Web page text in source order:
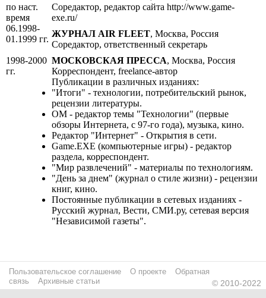
по наст.
время
Соредактор, редактор сайта http://www.game-
exe.ru/
06.1998-
01.1999 гг.
ЖУРНАЛ AIR FLEET, Москва, Россия
Соредактор, ответственный секретарь
1998-2000
гг.
МОСКОВСКАЯ ПРЕССА, Москва, Россия
Корреспондент, freelance-автор
Публикации в различных изданиях:
"Итоги" - технологии, потребительский рынок,
рецензии литературы.
ОМ - редактор темы "Технологии" (первые
обзоры Интернета, с 97-го года), музыка, кино.
Редактор "Интернет" - Открытия в сети.
Game.EXE (компьютерные игры) - редактор
раздела, корреспондент.
"Мир развлечений" - материалы по технологиям.
"День за днем" (журнал о стиле жизни) - рецензии
книг, кино.
Постоянные публикации в сетевых изданиях -
Русский журнал, Вести, СМИ.ру, сетевая версия
"Независимой газеты".
Пользовательское соглашение О проекте
Обратная
связь
Архивные статьи © 2010-2022